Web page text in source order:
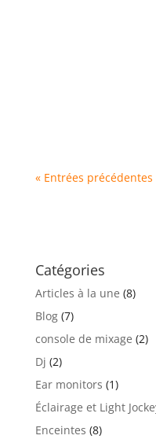
« Entrées précédentes
Catégories
Articles à la une (8)
Blog(7)
console de mixage (2)
Dj (2)
Ear monitors (1)
Éclairage et Light
Enceintes (8)